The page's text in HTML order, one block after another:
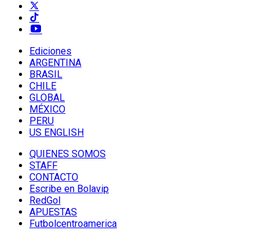
Ediciones
ARGENTINA
BRASIL
CHILE
GLOBAL
MÉXICO
PERU
US ENGLISH
QUIENES SOMOS
STAFF
CONTACTO
Escribe en Bolavip
RedGol
APUESTAS
Futbolcentroamerica